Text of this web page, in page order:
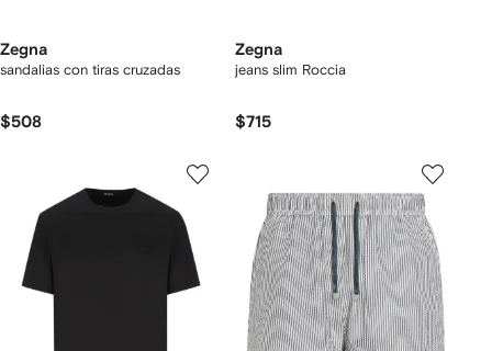
Zegna
sandalias con tiras cruzadas
$508
Zegna
jeans slim Roccia
$715